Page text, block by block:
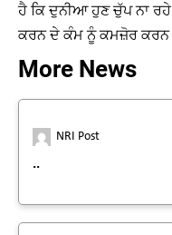
ਹੈ ਕਿ ਦੁਨੀਆ ਹੁਣ ਚੁੱਪ ਨਾ
ਕਰਨ ਦੇ ਕੰਮ ਨੂੰ ਕਮਜ਼ੋਰ ਕਰਨ
More News
NRI Post
..